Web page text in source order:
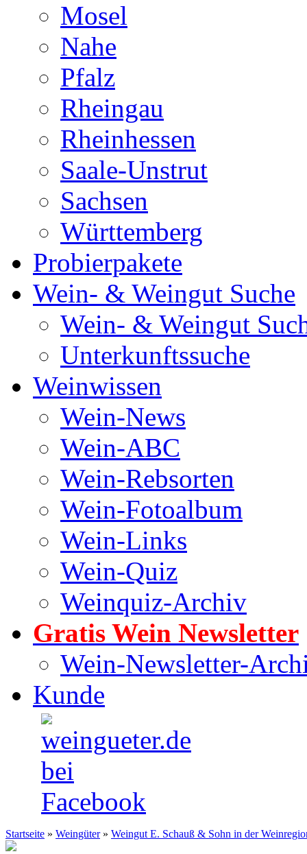
Mosel
Nahe
Pfalz
Rheingau
Rheinhessen
Saale-Unstrut
Sachsen
Württemberg
Probierpakete
Wein- & Weingut Suche
Wein- & Weingut
Unterkunftssuche
Weinwissen
Wein-News
Wein-ABC
Wein-Rebsorten
Wein-Fotoalbum
Wein-Links
Wein-Quiz
Weinquiz-Archiv
Gratis Wein Newsletter
Wein-Newsletter-
Kunde
Startseite » Weingüter » Weingut E. Schauß & Sohn in der